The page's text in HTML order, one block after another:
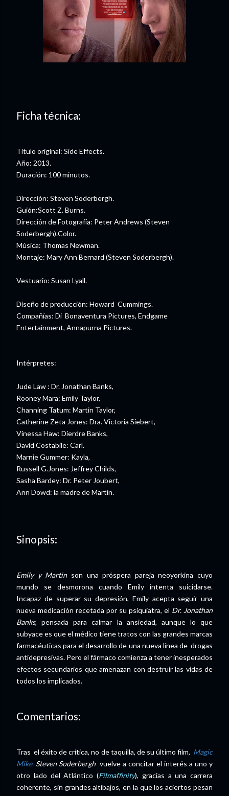
Ficha técnica:
Título original: Side Effects.
Año: 2013.
Duración: 100 minutos.
Dirección: Steven Soderbergh.
Guión:Scott Z. Burns.
Dirección de Fotografía: Peter Andrews (Steven
Soderbergh).Color.
Música: Thomas Newman.
Montaje: Mary Ann Bernard (Steven Soderbergh).
Vestuario: Susan Lyall.
Diseño de producción: Howard Cummings.
Compañías: Di Bonaventura Pictures, Endgame
Entertainment, Annapurna Pictures.
Intérpretes:
Jude Law : Dr. Jonathan Banks,
Rooney Mara: Emily Taylor,
Channing Tatum: Martin Taylor,
Catherine Zeta Jones: Dra. Victoria Siebert,
Vinessa Haw: Dierdre Banks,
David Costabile: Carl.
Marnie Gummer: Kayla,
Russell G.Jones: Jeffrey Childs,
Sasha Bardey: Dr. Peter Joubert,
Ann Dowd: la madre de Martin.
Sinopsis:
Emily y Martin son una próspera pareja neoyorkina cuyo
mundo se desmorona cuando Emily intenta suicidarse.
Incapaz de superar su depresión, Emily acepta seguir una
nueva medicación recetada por su psiquiatra, el Dr. Jonathan
Banks, pensada para calmar la ansiedad, aunque lo que
subyace es que el médico tiene tratos con las grandes marcas
farmacéuticas para el desarrollo de una nueva línea de drogas
antidepresivas. Pero el fármaco comienza a tener inesperados
efectos secundarios que amenazan con destruir las vidas de
todos los implicados.
Comentarios:
Tras el éxito de crítica, no de taquilla, de su último film, Magic
Mike, Steven Soderberghvuelve a concitar el interés a uno y
otro lado del Atlántico (Filmaffinity), gracias a una carrera
coherente, sin grandes altibajos, en la que los aciertos pesan